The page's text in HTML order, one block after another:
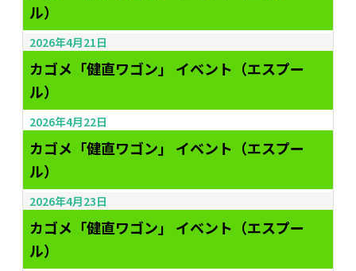
ル）
2026年4月21日
カゴメ「健直ワゴン」 イベント（エスプー
ル）
2026年4月22日
カゴメ「健直ワゴン」 イベント（エスプー
ル）
2026年4月23日
カゴメ「健直ワゴン」 イベント（エスプー
ル）